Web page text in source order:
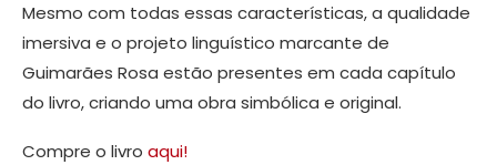
Mesmo com todas essas características, a qualidade
imersiva e o projeto linguístico marcante de
Guimarães Rosa estão presentes em cada capítulo
do livro, criando uma obra simbólica e original.
Compre o livro aqui!